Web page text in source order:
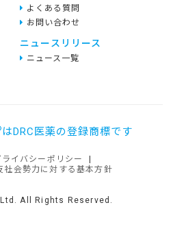
よくある質問
お問い合わせ
ニュースリリース
ニュース一覧
はDRC医薬の登録商標です
ライバシーポリシー
社会勢力に対する基本方針
All Rights Reserved.